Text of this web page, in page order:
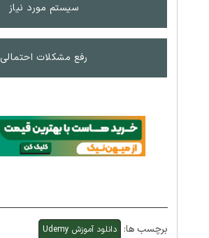
سیستم مورد نیاز
رفع مشکلات احتمالی
برچسب ها: دانلود آموزش Udemy